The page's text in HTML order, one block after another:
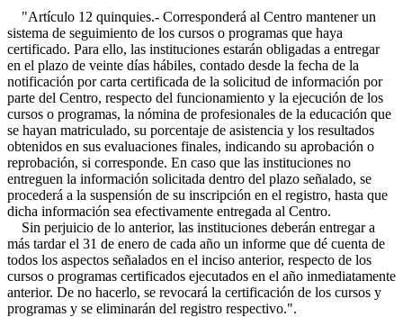
"Artículo 12 quinquies.- Corresponderá al Centro mantener un
sistema de seguimiento de los cursos o programas que haya
certificado. Para ello, las instituciones estarán obligadas a entregar
en el plazo de veinte días hábiles, contado desde la fecha de la
notificación por carta certificada de la solicitud de información por
parte del Centro, respecto del funcionamiento y la ejecución de los
cursos o programas, la nómina de profesionales de la educación que
se hayan matriculado, su porcentaje de asistencia y los resultados
obtenidos en sus evaluaciones finales, indicando su aprobación o
reprobación, si corresponde. En caso que las instituciones no
entreguen la información solicitada dentro del plazo señalado, se
procederá a la suspensión de su inscripción en el registro, hasta que
dicha información sea efectivamente entregada al Centro.
Sin perjuicio de lo anterior, las instituciones deberán entregar a
más tardar el 31 de enero de cada año un informe que dé cuenta de
todos los aspectos señalados en el inciso anterior, respecto de los
cursos o programas certificados ejecutados en el año inmediatamente
anterior. De no hacerlo, se revocará la certificación de los cursos y
programas y se eliminarán del registro respectivo.".